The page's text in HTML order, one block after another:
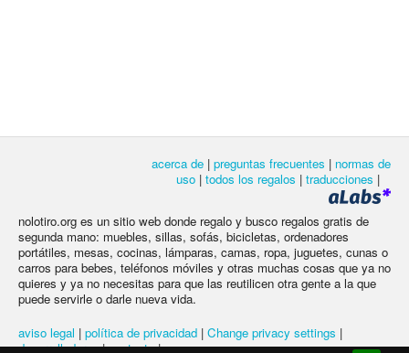
acerca de | preguntas frecuentes | normas de
uso | todos los regalos | traducciones |
nolotiro.org es un sitio web donde regalo y busco regalos gratis de
segunda mano: muebles, sillas, sofás, bicicletas, ordenadores
portátiles, mesas, cocinas, lámparas, camas, ropa, juguetes, cunas o
carros para bebes, teléfonos móviles y otras muchas cosas que ya no
quieres y ya no necesitas para que las reutilicen otra gente a la que
puede servirle o darle nueva vida.
aviso legal | política de privacidad | Change privacy settings |
desarrolladores|contacto|